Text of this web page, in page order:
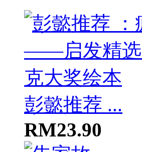
彭懿推荐 ...
RM23.90